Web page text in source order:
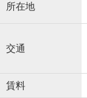
所在地
交通
賃料